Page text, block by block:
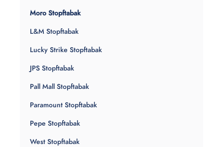
Moro Stopftabak
L&M Stopftabak
Lucky Strike Stopftabak
JPS Stopftabak
Pall Mall Stopftabak
Paramount Stopftabak
Pepe Stopftabak
West Stopftabak